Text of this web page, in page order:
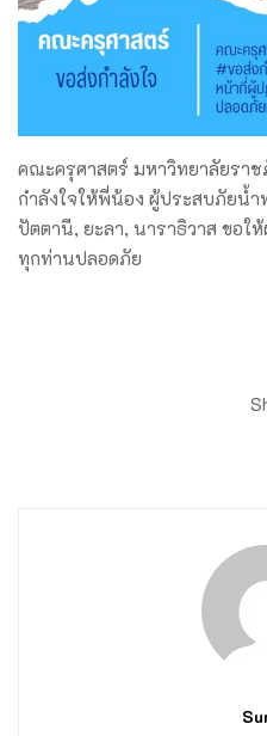
คณะครุศาสตร์ มหาวิทยาลัยรา
กำลังใจให้พี่น้อง ผู้ประสบภัยน้
ปัตตานี, ยะลา, นาราธิวาส ขอใ
ทุกท่านปลอดภัย